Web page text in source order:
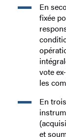
En
fixée
vote
les
En
et